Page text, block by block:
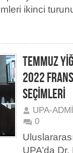
ikinci
TEMMUZ
2022
SEÇİMLERİ
UPA-
0
UPA’da